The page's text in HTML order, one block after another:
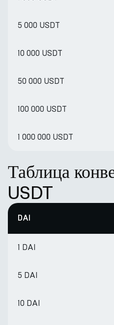
5 000 USDT
10 000 USDT
50 000 USDT
100 000 USDT
1 000 000 USDT
Таблица
USDT
DAI
1 DAI
5 DAI
10 DAI